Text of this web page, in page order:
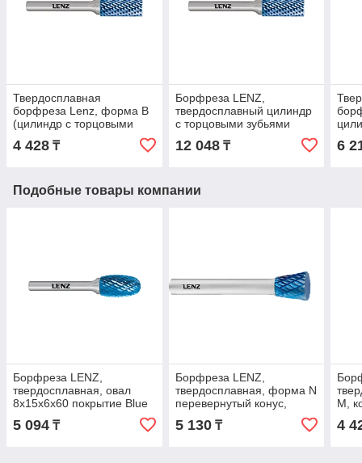
Твердосплавная
борфреза Lenz, форма В
(цилиндр с торцовыми
зубьями), покрытие Blue.
LZBB 050 C3
4 428 ₸
Борфреза LENZ,
твердосплавный цилиндр
с торцовыми зубьями
12х25х6х70 покрытие Blue
LZBB 100 C3
12 048₸ 6
Подобные товары компании
Борфреза LENZ,
твердосплавная, овал
8х15х6х60 покрытие Blue
5 094 ₸
Борфреза LENZ,
твердосплавная, форма N
перевернутый конус,
10х10х6х55 мм, насечка
№3, покрытие Blue. LZBN
5 130₸
М,
C3
4